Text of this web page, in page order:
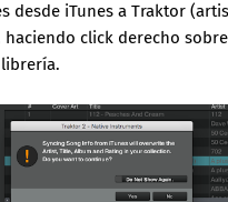
desde iTunes a Traktor
click derecho